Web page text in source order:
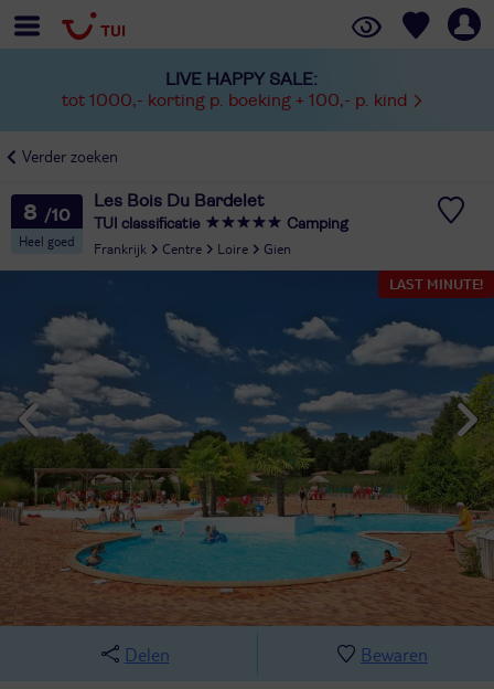
LIVE HAPPY SALE:
tot 1000,- korting p. boeking + 100,- p. kind
Verder zoeken
8
Heel goed
Les Bois Du Bardelet
TUI classificatie Camping
Frankrijk Centre Loire
Gien
LAST MINUTE!
Delen Bewaren